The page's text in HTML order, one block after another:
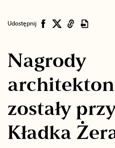
Udostępnij
Nagrody
zostały
Kładka